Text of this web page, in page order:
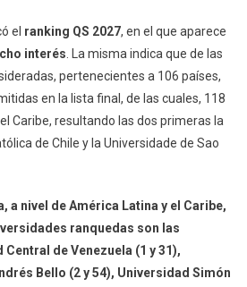
el ranking QS 2027, en el que aparece
interés. La misma indica que de las
pertenecientes a 106 países,
en la lista final, de las cuales, 118
Caribe, resultando las dos primeras la
de Chile y la Universidade de Sao
a nivel de América Latina y el Caribe,
ranquedas son las
de Venezuela (1 y 31),
Bello (2 y 54), Universidad Simón